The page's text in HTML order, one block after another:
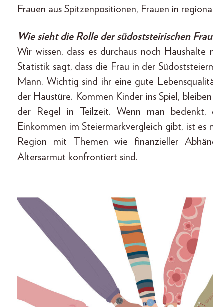
Frauen aus Spitzenpositionen, Frauen in
Wie sieht die Rolle der südoststeirischen
Wir wissen, dass es durchaus noch
Statistik sagt, dass die Frau in der
Mann. Wichtig sind ihr eine gute
der Haustüre. Kommen Kinder ins Spiel,
der Regel in Teilzeit. Wenn man bedenkt,
Einkommen im Steiermarkvergleich gibt, ist es
Region mit Themen wie finanzieller
Altersarmut konfrontiert sind.